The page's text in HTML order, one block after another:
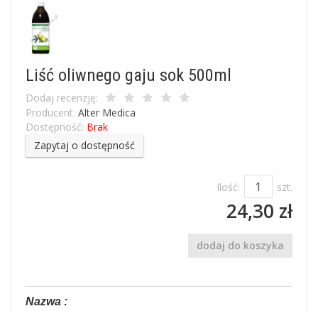
Liść oliwnego gaju sok 500ml
Dodaj recenzję:
Producent: Alter Medica
Dostępność: Brak
Zapytaj o dostępność
Ilość: szt.
24,30 zł
dodaj do koszyka
Nazwa :